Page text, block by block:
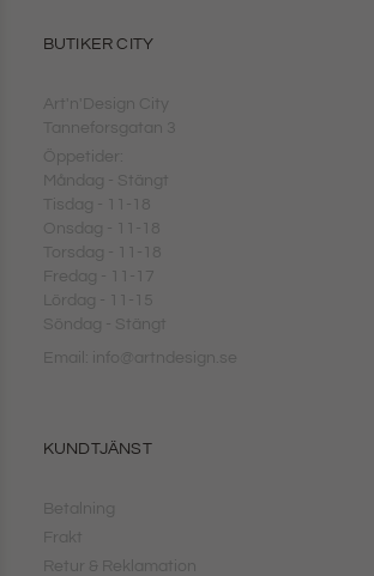
BUTIKER CITY
Art'n'Design City
Tanneforsgatan 3
Öppetider:
Måndag - Stängt
Tisdag - 11-18
Onsdag - 11-18
Torsdag - 11-18
Fredag - 11-17
Lördag - 11-15
Söndag - Stängt
Email: info@artndesign.se
KUNDTJÄNST
Betalning
Frakt
Retur & Reklamation